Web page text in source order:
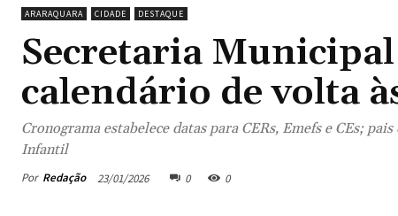
ARARAQUARA CIDADE DESTAQUE
Secretaria
calendário de volta
Cronograma estabelece datas para CERs, Emefs e CEs;
Infantil
Por Redação 23/01/2026 0 0